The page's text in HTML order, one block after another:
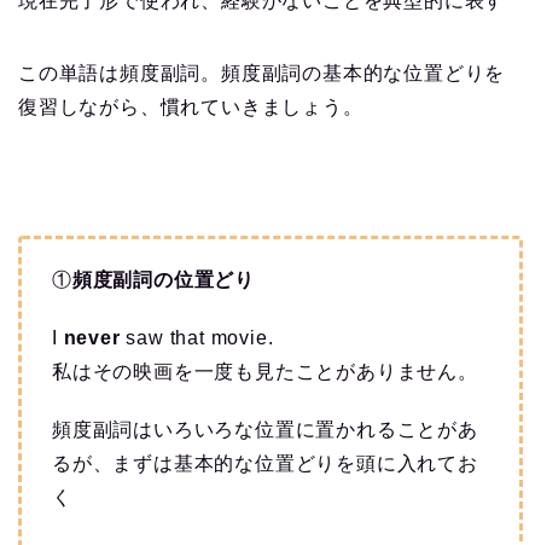
この単語は頻度副詞。頻度副詞の基本的な位置どりを
復習しながら、慣れていきましょう。
①頻度副詞の位置どり
never saw that movie.
私はその映画を一度も見たことがありません。
頻度副詞はいろいろな位置に置かれることがあ
るが、まずは基本的な位置どりを頭に入れてお
く